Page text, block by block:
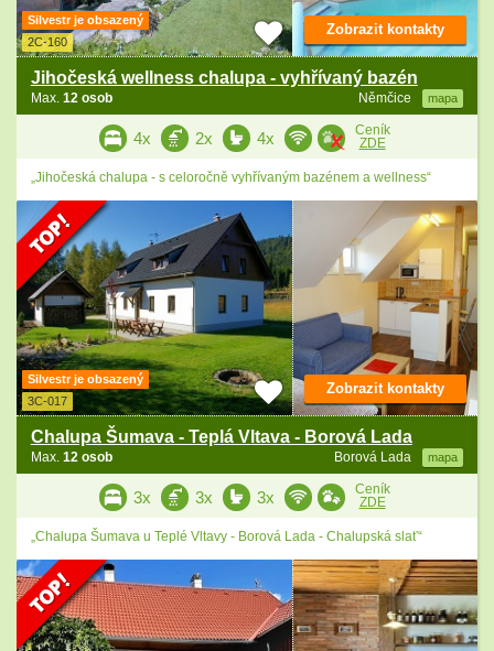
Silvestr je obsazený
2C-160
Jihočeská wellness chalupa - vyhřívaný bazén
Němčice mapa
Max. 12 osob
Zobrazit kontakty
4x 2x 4x
Ceník
ZDE
„Jihočeská chalupa - s celoročně vyhřívaným bazénem a wellness“
Silvestr je obsazený
3C-017
Chalupa Šumava - Teplá Vltava - Borová Lada
Borová Lada mapa
Max. 12 osob
Zobrazit kontakty
3x 3x 3x
Ceník
ZDE
„Chalupa Šumava u Teplé Vltavy - Borová Lada - Chalupská slať“